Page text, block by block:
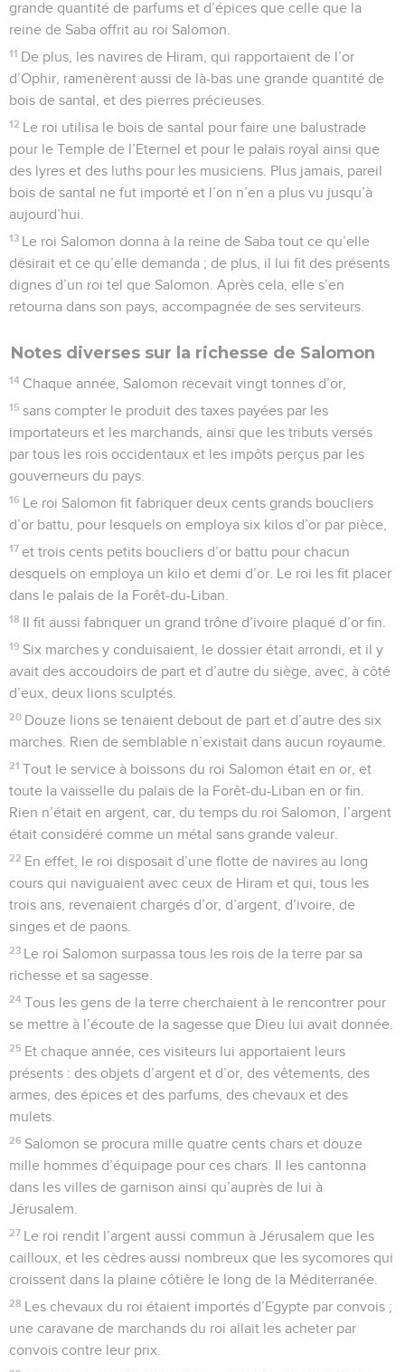
grande quantité de parfums et d’épices que celle que la
reine de Saba offrit au roi Salomon.
11 De plus, les navires de Hiram, qui rapportaient de l’or
d’Ophir, ramenèrent aussi de là-bas une grande quantité de
bois de santal, et des pierres précieuses.
12 Le roi utilisa le bois de santal pour faire une balustrade
pour le Temple de l’Eternel et pour le palais royal ainsi que
des lyres et des luths pour les musiciens. Plus jamais, pareil
bois de santal ne fut importé et l’on n’en a plus vu jusqu’à
aujourd’hui.
13 Le roi Salomon donna à la reine de Saba tout ce qu’elle
désirait et ce qu’elle demanda ; de plus, il lui fit des présents
dignes d’un roi tel que Salomon. Après cela, elle s’en
retourna dans son pays, accompagnée de ses serviteurs.
Notes diverses sur la richesse de Salomon
14 Chaque année, Salomon recevait vingt tonnes d’or,
15 sans compter le produit des taxes payées par les
importateurs et les marchands, ainsi que les tributs versés
par tous les rois occidentaux et les impôts perçus par les
gouverneurs du pays.
16 Le roi Salomon fit fabriquer deux cents grands boucliers
d’or battu, pour lesquels on employa six kilos d’or par pièce,
17 et trois cents petits boucliers d’or battu pour chacun
desquels on employa un kilo et demi d’or. Le roi les fit placer
dans le palais de la Forêt-du-Liban.
18 Il fit aussi fabriquer un grand trône d’ivoire plaqué d’or fin.
19 Six marches y conduisaient, le dossier était arrondi, et il y
avait des accoudoirs de part et d’autre du siège, avec, à côté
d’eux, deux lions sculptés.
20 Douze lions se tenaient debout de part et d’autre des six
marches. Rien de semblable n’existait dans aucun royaume.
21 Tout le service à boissons du roi Salomon était en or, et
toute la vaisselle du palais de la Forêt-du-Liban en or fin.
Rien n’était en argent, car, du temps du roi Salomon, l’argent
était considéré comme un métal sans grande valeur.
22 En effet, le roi disposait d’une flotte de navires au long
cours qui naviguaient avec ceux de Hiram et qui, tous les
trois ans, revenaient chargés d’or, d’argent, d’ivoire, de
singes et de paons.
23 Le roi Salomon surpassa tous les rois de la terre par sa
richesse et sa sagesse.
24 Tous les gens de la terre cherchaient à le rencontrer pour
se mettre à l’écoute de la sagesse que Dieu lui avait donnée.
25 Et chaque année, ces visiteurs lui apportaient leurs
présents : des objets d’argent et d’or, des vêtements, des
armes, des épices et des parfums, des chevaux et des
mulets.
26 Salomon se procura mille quatre cents chars et douze
mille hommes d’équipage pour ces chars. Il les cantonna
dans les villes de garnison ainsi qu’auprès de lui à
Jérusalem.
27 Le roi rendit l’argent aussi commun à Jérusalem que les
cailloux, et les cèdres aussi nombreux que les sycomores qui
croissent dans la plaine côtière le long de la Méditerranée.
28 Les chevaux du roi étaient importés d’Egypte par convois ;
une caravane de marchands du roi allait les acheter par
convois contre leur prix.